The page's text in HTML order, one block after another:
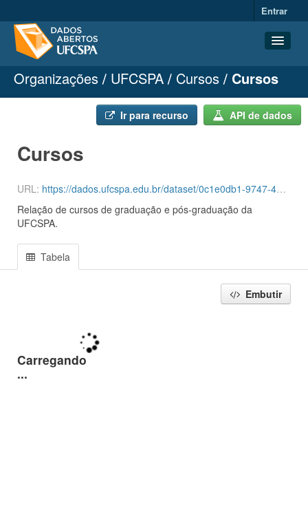
Entrar
Conjuntos de dados
Organizações
Sobre
Organizações UFCSPA Cursos Cursos
Ir para recurso API de dados
Cursos
URL: https://dados.ufcspa.edu.br/dataset/0c1e0db1-9747-40bf-a3d4-0ae596a9e83f/resource/6096d836-9160-43ae-bbbd-8712d4b202ca/download/cursos.csv
Relação de cursos de graduação e pós-graduação da
UFCSPA.
Tabela
Embutir